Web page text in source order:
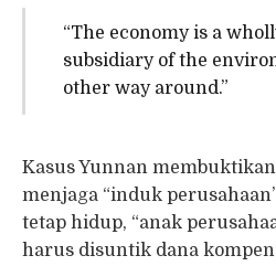
“The economy is a
subsidiary of the
other way around.”
Kasus Yunnan
menjaga “induk
tetap hidup, “anak
harus disuntik dana